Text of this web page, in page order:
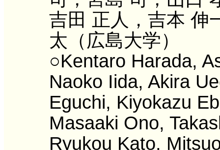
吉田 正人，吉本 伸
太（広島大学）
○Kentaro Harada,
Naoko Iida, Akira
Eguchi, Kiyokazu
Masaaki Ono,
Ryukou Kato,